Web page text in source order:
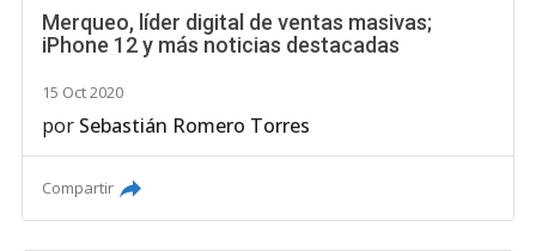
Merqueo, líder digital de ventas masivas;
iPhone 12 y más noticias destacadas
15 Oct 2020
por Sebastián Romero Torres
Compartir